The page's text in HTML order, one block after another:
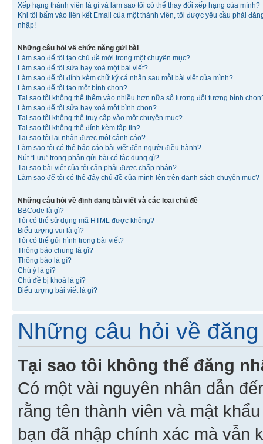
Xếp hạng thành viên là gì và làm sao tôi có thể thay đổi xếp hạng của mình?
Khi tôi bấm vào liên kết Email của một thành viên, tôi được yêu cầu phải
nhập!
Những câu hỏi về chức năng gửi bài
Làm sao để tôi tạo chủ đề mới trong một chuyên mục?
Làm sao để tôi sửa hay xoá một bài viết?
Làm sao để tôi đính kèm chữ ký cá nhân sau mỗi bài viết của mình?
Làm sao để tôi tạo một bình chọn?
Tại sao tôi không thể thêm vào nhiều hơn nữa số lượng đối tượng bình
Làm sao để tôi sửa hay xoá một bình chọn?
Tại sao tôi không thể truy cập vào một chuyên mục?
Tại sao tôi không thể đính kèm tập tin?
Tại sao tôi lại nhận được một cảnh cáo?
Làm sao tôi có thể báo cáo bài viết đến người điều hành?
Nút “Lưu” trong phần gửi bài có tác dụng gì?
Tại sao bài viết của tôi cần phải được chấp nhận?
Làm sao để tôi có thể đẩy chủ đề của mình lên trên danh sách chuyên mục?
Những câu hỏi về định dạng bài viết và các loại chủ đề
BBCode là gì?
Tôi có thể sử dụng mã HTML được không?
Biểu tượng vui là gì?
Tôi có thể gửi hình trong bài viết?
Thông báo chung là gì?
Thông báo là gì?
Chú ý là gì?
Chủ đề bị khoá là gì?
Biểu tượng bài viết là gì?
Những câu hỏi về
Tại sao tôi không thể đăng
Có một vài nguyên nhân dẫn
rằng tên thành viên và mật
bạn đã nhập chính xác mà vẫn